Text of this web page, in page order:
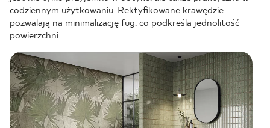
codziennym użytkowaniu. Rektyfikowane krawędzie
pozwalają na minimalizację fug, co podkreśla jednolitość
powierzchni.